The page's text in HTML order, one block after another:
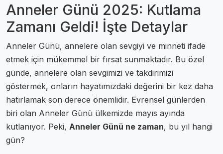
Anneler Günü 2025: Kutlama
Zamanı Geldi! İşte Detaylar
Anneler Günü, annelere olan sevgiyi ve minneti ifade
etmek için mükemmel bir fırsat sunmaktadır. Bu özel
günde, annelere olan sevgimizi ve takdirimizi
göstermek, onların hayatımızdaki değerini bir kez daha
hatırlamak son derece önemlidir. Evrensel günlerden
biri olan Anneler Günü ülkemizde mayıs ayında
kutlanıyor. Peki, Anneler Günü ne zaman, bu yıl hangi
gün?